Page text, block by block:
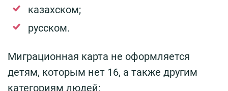
казахском;
русском.
Миграционная карта не оформляется
детям, которым нет 16, а также другим
категориям людей: